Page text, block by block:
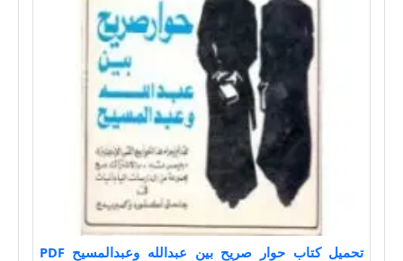
تحميل كتاب حوار صريح بين عبدالله وعبدالمسيح PDF